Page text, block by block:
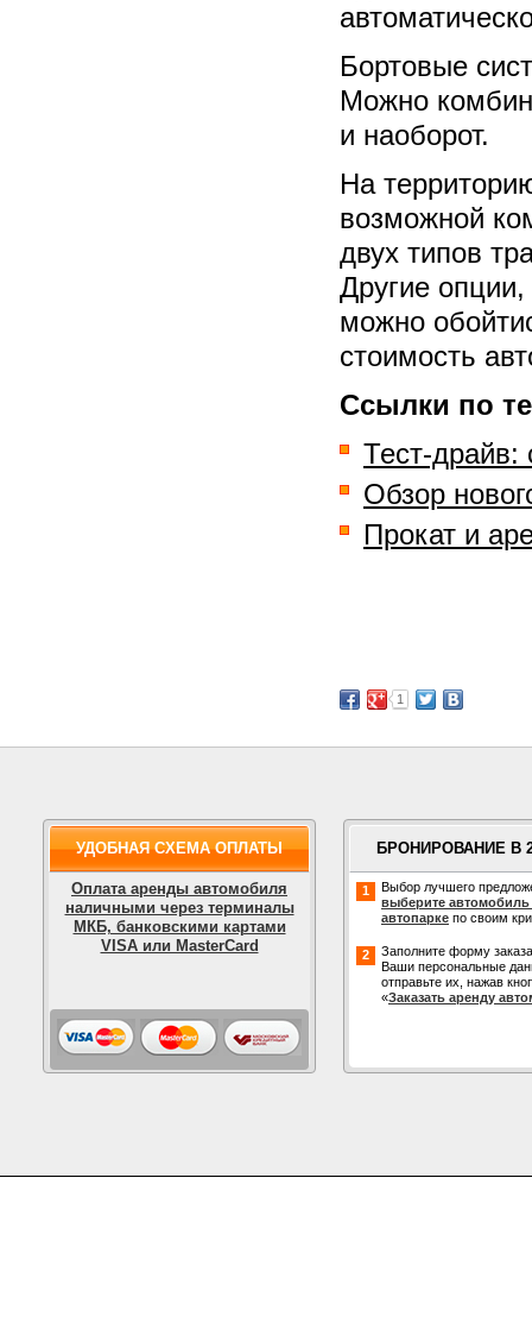
Бортовые
Можно
и наоборот.
На
возможной
двух типов
Другие
можно
стоимость
Ссылки по
Тест-драйв:
Обзор
Прокат и
1
УДОБНАЯ СХЕМА ОПЛАТЫ
Оплата аренды автомобиля
наличными через терминалы
МКБ, банковскими картами
VISA или MasterCard
БРОНИРОВАНИЕ В
1
Выбор лучшего
выберите
автопарке по своим
2
Заполните форму
Ваши персональные
отправьте их, нажав
«Заказать аренду